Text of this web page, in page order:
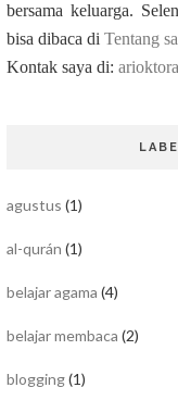
bersama keluarga.
bisa dibaca di Tentang
Kontak saya di:
agustus (1)
al-qurán (1)
belajar agama (4)
belajar membaca (2)
blogging(1)